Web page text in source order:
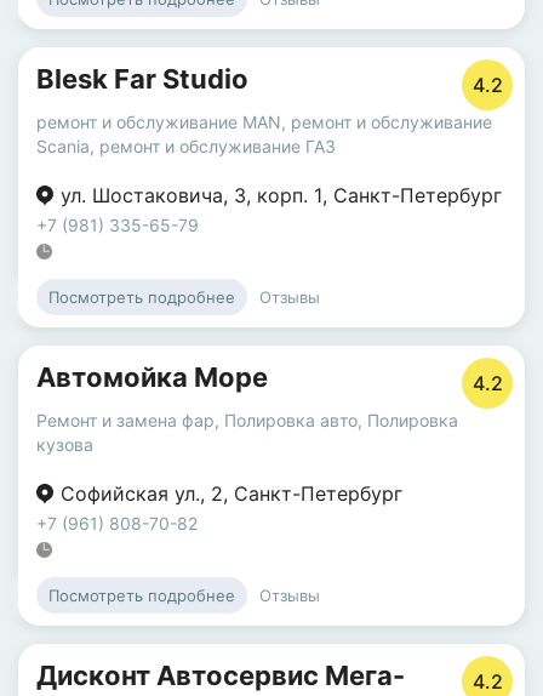
Blesk Far Studio 4.2
ремонт и обслуживание MAN, ремонт и обслуживание
Scania, ремонт и обслуживание ГАЗ
ул. Шостаковича, 3, корп. 1, Санкт-Петербург
+7 (981) 335-65-79
Посмотреть подробнее Отзывы
Автомойка Море 4.2
Ремонт и замена фар, Полировка авто, Полировка
кузова
Софийская ул., 2, Санкт-Петербург
+7 (961) 808-70-82
Посмотреть подробнее Отзывы
Дисконт Автосервис Мега-
4.2